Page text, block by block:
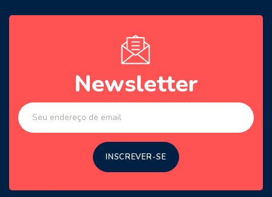
Newsletter